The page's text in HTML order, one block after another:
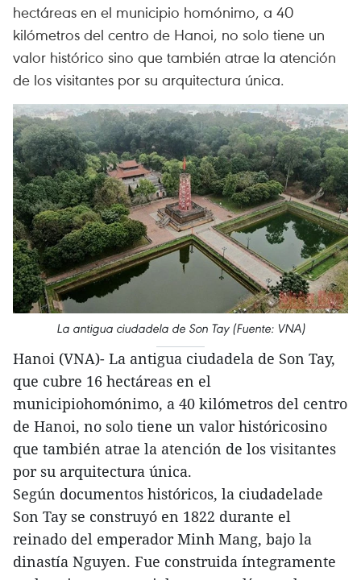
hectáreas en el municipio homónimo, a 40
kilómetros del centro de Hanoi, no solo tiene un
valor histórico sino que también atrae la atención
de los visitantes por su arquitectura única.
La antigua ciudadela de Son Tay (Fuente: VNA)
Hanoi (VNA)- La antigua ciudadela de Son Tay,
que cubre 16 hectáreas en el
municipiohomónimo, a 40 kilómetros del centro
de Hanoi, no solo tiene un valor históricosino
que también atrae la atención de los visitantes
por su arquitectura única.
Según documentos históricos, la ciudadelade
Son Tay se construyó en 1822 durante el
reinado del emperador Minh Mang, bajo la
dinastía Nguyen. Fue construida íntegramente